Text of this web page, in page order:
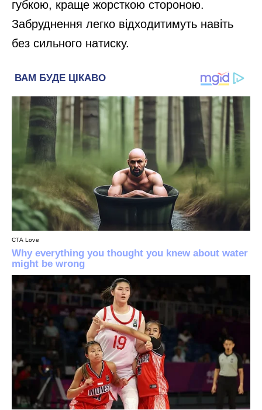
губкою, краще жорсткою стороною.
Забруднення легко відходитимуть навіть
без сильного натиску.